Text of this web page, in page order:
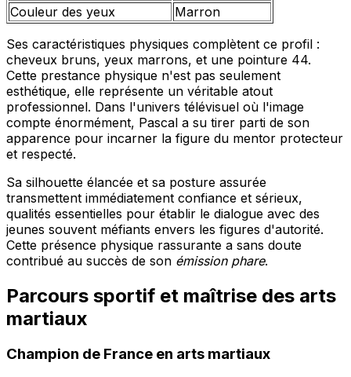
Couleur des yeux
Marron
Ses caractéristiques physiques complètent ce profil :
cheveux bruns, yeux marrons, et une pointure 44.
Cette prestance physique n'est pas seulement
esthétique, elle représente un véritable atout
professionnel. Dans l'univers télévisuel où l'image
compte énormément, Pascal a su tirer parti de son
apparence pour incarner la figure du mentor protecteur
et respecté.
Sa silhouette élancée et sa posture assurée
transmettent immédiatement confiance et sérieux,
qualités essentielles pour établir le dialogue avec des
jeunes souvent méfiants envers les figures d'autorité.
Cette présence physique rassurante a sans doute
contribué au succès de son émission phare.
Parcours sportif et maîtrise des arts
martiaux
Champion de France en arts martiaux